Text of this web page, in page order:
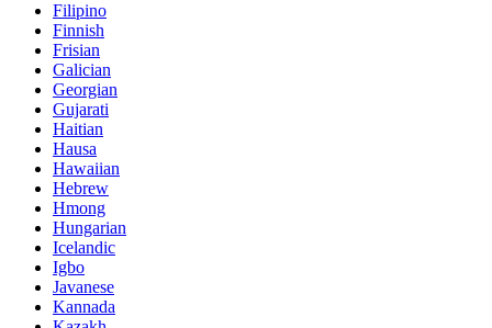
Filipino
Finnish
Frisian
Galician
Georgian
Gujarati
Haitian
Hausa
Hawaiian
Hebrew
Hmong
Hungarian
Icelandic
Igbo
Javanese
Kannada